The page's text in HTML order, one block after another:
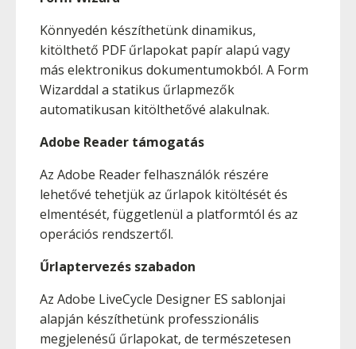
Könnyedén készíthetünk dinamikus,
kitölthető PDF űrlapokat papír alapú vagy
más elektronikus dokumentumokból. A Form
Wizarddal a statikus űrlapmezők
automatikusan kitölthetővé alakulnak.
Adobe Reader támogatás
Az Adobe Reader felhasználók részére
lehetővé tehetjük az űrlapok kitöltését és
elmentését, függetlenül a platformtól és az
operációs rendszertől.
Űrlaptervezés szabadon
Az Adobe LiveCycle Designer ES sablonjai
alapján készíthetünk professzionális
megjelenésű űrlapokat, de természetesen